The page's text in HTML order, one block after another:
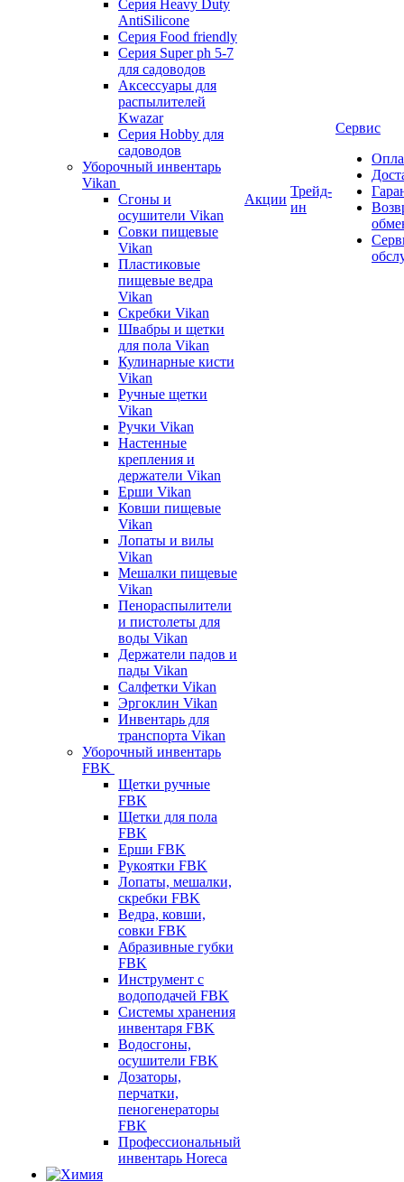
Серия Heavy Duty
AntiSilicone
Серия Food friendly
Серия Super ph 5-7
для садоводов
Аксессуары для
распылителей
Kwazar
Серия Hobby для
садоводов
Уборочный инвентарь
Vikan
Сгоны и
осушители Vikan
Совки пищевые
Vikan
Пластиковые
пищевые ведра
Vikan
Скребки Vikan
Швабры и щетки
для пола Vikan
Кулинарные кисти
Vikan
Ручные щетки
Vikan
Ручки Vikan
Настенные
крепления и
держатели Vikan
Ерши Vikan
Ковши пищевые
Vikan
Лопаты и вилы
Vikan
Мешалки пищевые
Vikan
Пенораспылители
и пистолеты для
воды Vikan
Держатели падов и
пады Vikan
Салфетки Vikan
Эргоклин Vikan
Инвентарь для
транспорта Vikan
Уборочный инвентарь
FBK
Щетки ручные
FBK
Щетки для пола
FBK
Ерши FBK
Рукоятки FBK
Лопаты, мешалки,
скребки FBK
Ведра, ковши,
совки FBK
Абразивные губки
FBK
Инструмент с
водоподачей FBK
Системы хранения
инвентаря FBK
Водосгоны,
осушители FBK
Дозаторы,
перчатки,
пеногенераторы
FBK
Профессиональный
инвентарь Horeca
Акции
Трейд-
ин
Сервис